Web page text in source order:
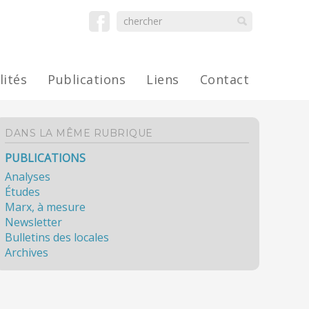
Publications Liens Contact
DANS LA MÊME RUBRIQUE
PUBLICATIONS
Analyses
Études
Marx, à mesure
Newsletter
Bulletins des locales
Archives